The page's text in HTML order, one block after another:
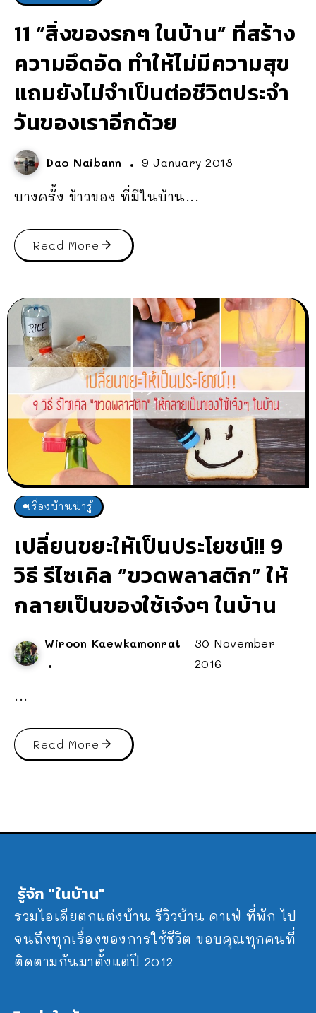
11 “สิ่งของรกๆ ในบ้าน” ที่สร้าง
ความอึดอัด ทำให้ไม่มีความสุข
แถมยังไม่จำเป็นต่อชีวิตประจำ
วันของเราอีกด้วย
Dao Naibann 9 January 2018
บางครั้ง ข้าวของ ที่มีในบ้าน...
Read More
เรื่องบ้านน่ารู้
เปลี่ยนขยะให้เป็นประโยชน์!! 9
วิธี รีไซเคิล “ขวดพลาสติก” ให้
กลายเป็นของใช้เจ๋งๆ ในบ้าน
Wiroon Kaewkamonrat
30 November
2016
...
Read More
รู้จัก "ในบ้าน"
รวมไอเดียตกแต่งบ้าน รีวิวบ้าน คาเฟ่ ที่พัก ไป
จนถึงทุกเรื่องของการใช้ชีวิต ขอบคุณทุกคนที่
ติดตามกันมาตั้งแต่ปี 2012